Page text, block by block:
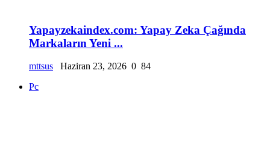
Yapayzekaindex.com: Yapay Zeka Çağında
Markaların Yeni ...
mttsus Haziran 23, 2026 0 84
Pc